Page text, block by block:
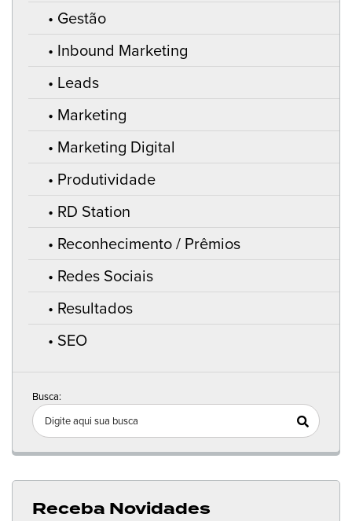
Gestão
Inbound Marketing
Leads
Marketing
Marketing Digital
Produtividade
RD Station
Reconhecimento / Prêmios
Redes Sociais
Resultados
SEO
Busca:
Receba Novidades